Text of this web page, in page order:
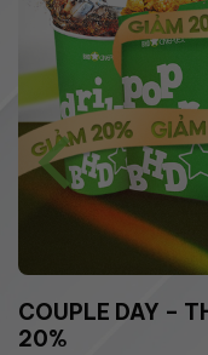
COUPLE DAY –
20%